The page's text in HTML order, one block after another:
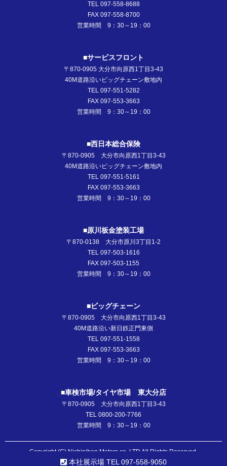
TEL 097-558-8688
FAX 097-558-8700
営業時間 9：30～19：00
■サービスフロント
〒870-0905 大分市向原西1丁目3-43
40M道路沿いビッグチェーン敷地内
TEL 097-551-5282
FAX 097-553-3663
営業時間 9：30～19：00
■西日本総合保険
〒870-0905 大分市向原西1丁目3-43
40M道路沿いビッグチェーン敷地内
TEL 097-551-5161
FAX 097-553-3663
営業時間 9：30～19：00
■原川板金塗装工場
〒870-0138 大分市原川3丁目1-2
TEL 097-503-1616
FAX 097-503-1155
営業時間 9：30～19：00
■ビッグチェーン
〒870-0905 大分市向原西1丁目3-43
40M道路沿い新日鉄正門東側
TEL 097-551-1558
FAX 097-553-3663
営業時間 9：30～19：00
■車検市場/タイヤ市場 東大分店
〒870-0905 大分市向原西1丁目3-43
TEL 0800-200-7766
営業時間 9：30～19：00
Copyright (C) Nishinihon Motors co.,LTD All Rights Reserved.
本社展示場 TEL 097-558-9050